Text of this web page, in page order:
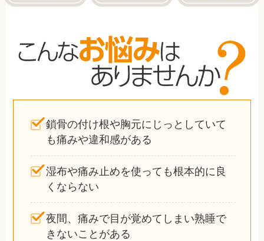
鎖骨の付け根や胸元にじっとしていて
も痛みや違和感がある
湿布や痛み止めを使っても根本的に良
くならない
夜間、痛みで目が覚めてしまい熟睡で
きないことがある